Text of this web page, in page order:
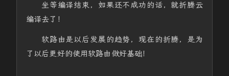
坐等编译结束，如果还不成功的话，就折腾云
编译去了！
软路由是以后发展的趋势，现在的折腾，是为
了以后更好的使用软路由做好基础！